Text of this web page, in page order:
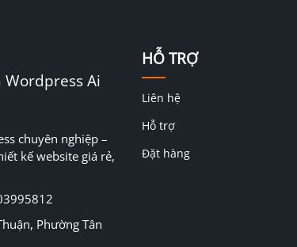
Wordpress Ai
chuyên nghiệp –
kế website giá rẻ,
Phường Tân
HỖ TRỢ
Liên hệ
Hỗ trợ
Đặt hàng